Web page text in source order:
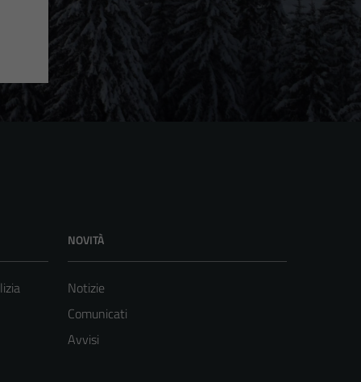
NOVITÀ
Notizie
Comunicati
Avvisi